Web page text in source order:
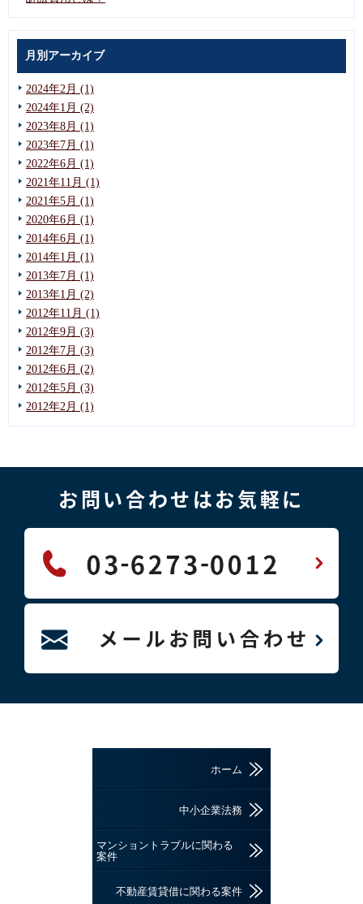
月別アーカイブ
2024年2月 (1)
2024年1月 (2)
2023年8月 (1)
2023年7月 (1)
2022年6月 (1)
2021年11月 (1)
2021年5月 (1)
2020年6月 (1)
2014年6月 (1)
2014年1月 (1)
2013年7月 (1)
2013年1月 (2)
2012年11月 (1)
2012年9月 (3)
2012年7月 (3)
2012年6月 (2)
2012年5月 (3)
2012年2月 (1)
お問い合わせはお気軽に
ホーム
中小企業法務
マンショントラブルに関わる
案件
不動産賃貸借に関わる案件